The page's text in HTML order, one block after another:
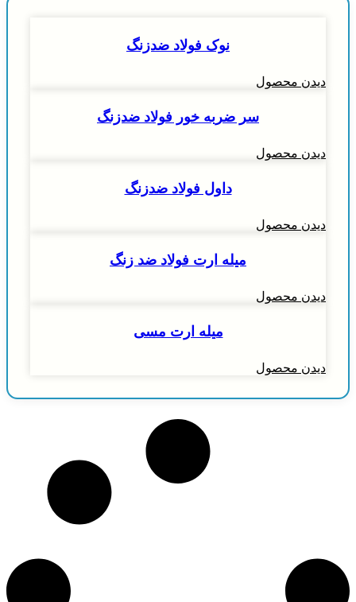
نوک فولاد ضدزنگ
دیدن محصول
سر ضربه خور فولاد ضدزنگ
دیدن محصول
داول فولاد ضدزنگ
دیدن محصول
میله ارت فولاد ضد زنگ
دیدن محصول
میله ارت مسی
دیدن محصول